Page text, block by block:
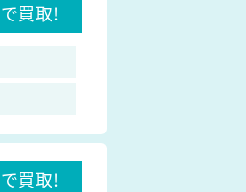
で買取!
で買取!